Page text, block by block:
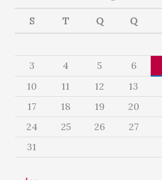
S T Q Q
3
4 5 6
10
11 12 13
17
18 19 20
24
25 26 27
31